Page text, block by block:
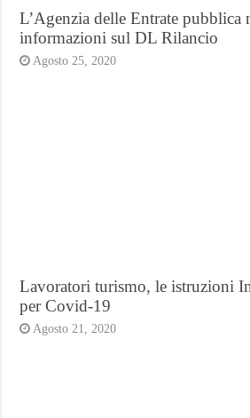
L’Agenzia delle Entrate pubblica
informazioni sul DL Rilancio
Agosto 25, 2020
Lavoratori turismo, le istruzioni
per Covid-19
Agosto 21, 2020